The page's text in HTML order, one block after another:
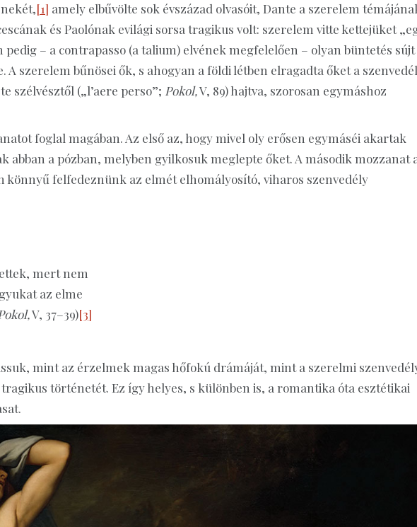
[1] amely elbűvölte sok évszázad olvasóit, Dante a szerelem
és Paolónak evilági sorsa tragikus volt: szerelem vitte kettejüket
pedig – a contrapasso (a talium) elvének megfelelően – olyan büntetés sújt
szerelem bűnösei ők, s ahogyan a földi létben elragadta őket a
szélvésztől („l’aere perso”; Pokol,V, 89) hajtva, szorosan egymáshoz
foglal magában. Az első az, hogy mivel oly erősen egymáséi akartak
abban a pózban, melyben gyilkosuk meglepte őket. A második mozzanat
könnyű felfedeznünk az elmét elhomályosító, viharos szenvedély
mert nem
az elme
V, 37–39)[3]
mint az érzelmek magas hőfokú drámáját, mint a szerelmi
történetét. Ez így helyes, s különben is, a romantika óta esztétikai